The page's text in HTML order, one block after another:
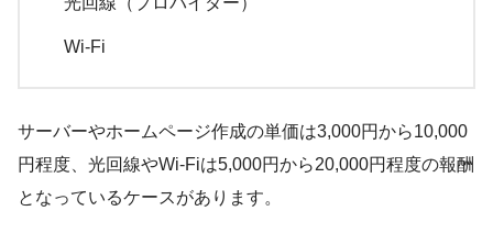
Wi-Fi
サーバーやホームページ作成の単価は3,000円から10,000
円程度、光回線やWi-Fiは5,000円から20,000円程度の報酬
となっているケースがあります。